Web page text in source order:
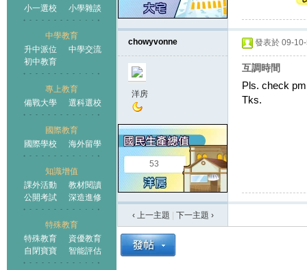
小一選校
小學雜談
中學教育
升中派位
中學交流
初中教育
專上教育
備戰大學
選科選校
國際教育
國際學校
海外留學
知識增值
課外活動
教材閱讀
公開考試
深造進修
特殊教育
特殊教育
資優教育
自閉寶寶
智能評估
chowyvonne
洋房
53
發表於 09-
互調時間
Pls. check
Tks.
‹ 上一主題 下一主題 ›